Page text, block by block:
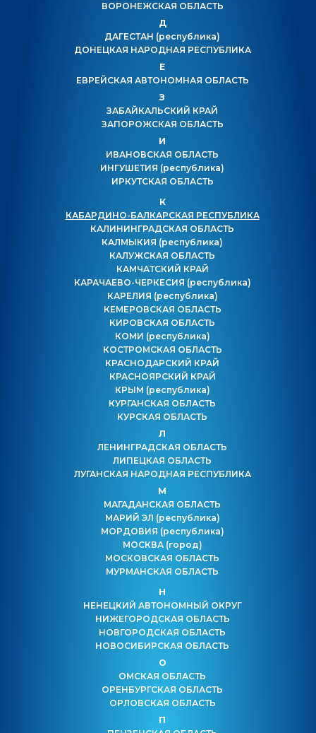
ВОРОНЕЖСКАЯ ОБЛАСТЬ
Д
ДАГЕСТАН (республика)
ДОНЕЦКАЯ НАРОДНАЯ РЕСПУБЛИКА
Е
ЕВРЕЙСКАЯ АВТОНОМНАЯ ОБЛАСТЬ
З
ЗАБАЙКАЛЬСКИЙ КРАЙ
ЗАПОРОЖСКАЯ ОБЛАСТЬ
И
ИВАНОВСКАЯ ОБЛАСТЬ
ИНГУШЕТИЯ (республика)
ИРКУТСКАЯ ОБЛАСТЬ
К
КАБАРДИНО-БАЛКАРСКАЯ РЕСПУБЛИКА
КАЛИНИНГРАДСКАЯ ОБЛАСТЬ
КАЛМЫКИЯ (республика)
КАЛУЖСКАЯ ОБЛАСТЬ
КАМЧАТСКИЙ КРАЙ
КАРАЧАЕВО-ЧЕРКЕСИЯ (республика)
КАРЕЛИЯ (республика)
КЕМЕРОВСКАЯ ОБЛАСТЬ
КИРОВСКАЯ ОБЛАСТЬ
КОМИ (республика)
КОСТРОМСКАЯ ОБЛАСТЬ
КРАСНОДАРСКИЙ КРАЙ
КРАСНОЯРСКИЙ КРАЙ
КРЫМ (республика)
КУРГАНСКАЯ ОБЛАСТЬ
КУРСКАЯ ОБЛАСТЬ
Л
ЛЕНИНГРАДСКАЯ ОБЛАСТЬ
ЛИПЕЦКАЯ ОБЛАСТЬ
ЛУГАНСКАЯ НАРОДНАЯ РЕСПУБЛИКА
М
МАГАДАНСКАЯ ОБЛАСТЬ
МАРИЙ ЭЛ (республика)
МОРДОВИЯ (республика)
МОСКВА (город)
МОСКОВСКАЯ ОБЛАСТЬ
МУРМАНСКАЯ ОБЛАСТЬ
Н
НЕНЕЦКИЙ АВТОНОМНЫЙ ОКРУГ
НИЖЕГОРОДСКАЯ ОБЛАСТЬ
НОВГОРОДСКАЯ ОБЛАСТЬ
НОВОСИБИРСКАЯ ОБЛАСТЬ
О
ОМСКАЯ ОБЛАСТЬ
ОРЕНБУРГСКАЯ ОБЛАСТЬ
ОРЛОВСКАЯ ОБЛАСТЬ
П